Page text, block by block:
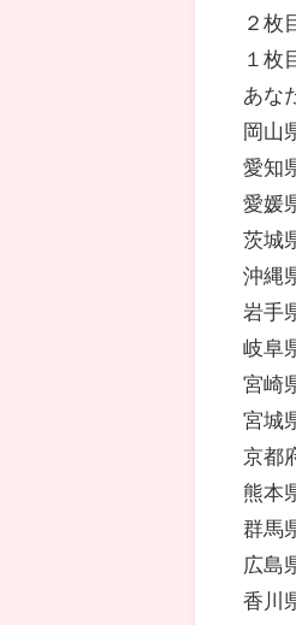
２枚
１枚
あな
岡山
愛知
愛媛
茨城
沖縄
岩手
岐阜
宮崎
宮城
京都
熊本
群馬
広島
香川